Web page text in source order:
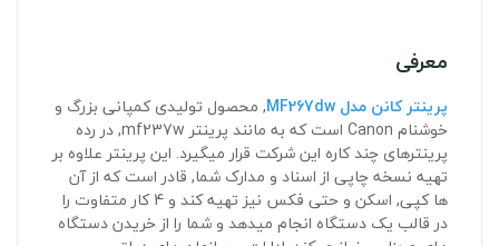
معرفی
پرینتر کانن مدل MF267dw
, محصول تولیدی کمپانی بزرگ و
خوشنام Canon است که به مانند پرینتر mf237w, در رده
پرینترهای چند کاره این شرکت قرار میگیرد. این پرینتر علاوه بر
تهیه نسخه چاپی از اسناد و مدارک شما, قادر است که از آن
ها کپی, اسکن و حتی فکس نیز تهیه کند و 4 کار متفاوت را
در قالب یک دستگاه انجام میدهد و شما را از خریدن دستگاه